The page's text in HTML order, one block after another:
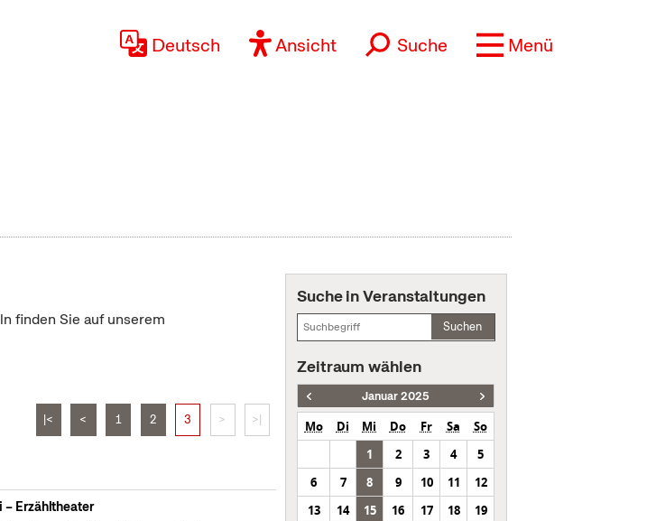
Deutsch Ansicht Suche Menü
finden Sie auf unserem
|< < 1 2 3 > >|
– Erzähltheater
Suche in Veranstaltungen
Suchen
Zeitraum wählen
Januar 2025
Mo Di Mi Do Fr Sa
So
1
2 3 4
5
6
7 8 9 10 11
12
13
14 15 16 17 18
19